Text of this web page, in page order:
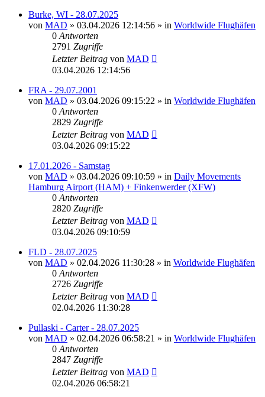
Burke, WI - 28.07.2025
von MAD » 03.04.2026 12:14:56 » in Worldwide Flughäfen
0 Antworten
2791 Zugriffe
Letzter Beitrag von MAD
03.04.2026 12:14:56
FRA - 29.07.2001
von MAD » 03.04.2026 09:15:22 » in Worldwide Flughäfen
0 Antworten
2829 Zugriffe
Letzter Beitrag von MAD
03.04.2026 09:15:22
17.01.2026 - Samstag
von MAD » 03.04.2026 09:10:59 » in Daily Movements
Hamburg Airport (HAM) + Finkenwerder (XFW)
0 Antworten
2820 Zugriffe
Letzter Beitrag von MAD
03.04.2026 09:10:59
FLD - 28.07.2025
von MAD » 02.04.2026 11:30:28 » in Worldwide Flughäfen
0 Antworten
2726 Zugriffe
Letzter Beitrag von MAD
02.04.2026 11:30:28
Pullaski - Carter - 28.07.2025
von MAD » 02.04.2026 06:58:21 » in Worldwide Flughäfen
0 Antworten
2847 Zugriffe
Letzter Beitrag von MAD
02.04.2026 06:58:21